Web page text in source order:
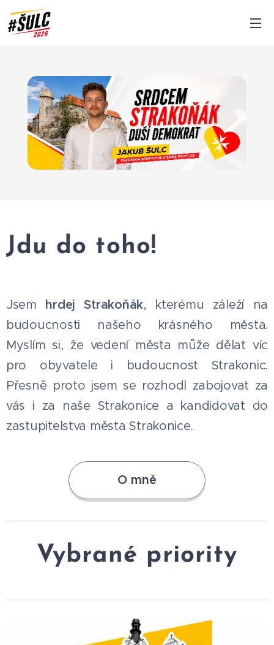
Jdu do toho!
Jsem hrdej Strakoňák, kterému záleží na
budoucnosti našeho krásného města.
Myslím si, že vedení města může dělat víc
pro obyvatele i budoucnost Strakonic.
Přesně proto jsem se rozhodl zabojovat za
vás i za naše Strakonice a kandidovat do
zastupitelstva města Strakonice.
O mně
Vybrané priority